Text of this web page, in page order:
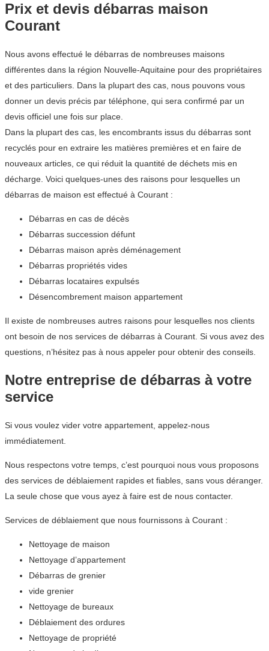
Prix et devis débarras maison
Courant
Nous avons effectué le débarras de nombreuses maisons
différentes dans la région Nouvelle-Aquitaine pour des propriétaires
et des particuliers. Dans la plupart des cas, nous pouvons vous
donner un devis précis par téléphone, qui sera confirmé par un
devis officiel une fois sur place.
Dans la plupart des cas, les encombrants issus du débarras sont
recyclés pour en extraire les matières premières et en faire de
nouveaux articles, ce qui réduit la quantité de déchets mis en
décharge. Voici quelques-unes des raisons pour lesquelles un
débarras de maison est effectué à Courant :
Débarras en cas de décès
Débarras succession défunt
Débarras maison après déménagement
Débarras propriétés vides
Débarras locataires expulsés
Désencombrement maison appartement
Il existe de nombreuses autres raisons pour lesquelles nos clients
ont besoin de nos services de débarras à Courant. Si vous avez des
questions, n’hésitez pas à nous appeler pour obtenir des conseils.
Notre entreprise de débarras à votre
service
Si vous voulez vider votre appartement, appelez-nous
immédiatement.
Nous respectons votre temps, c’est pourquoi nous vous proposons
des services de déblaiement rapides et fiables, sans vous déranger.
La seule chose que vous ayez à faire est de nous contacter.
Services de déblaiement que nous fournissons à Courant :
Nettoyage de maison
Nettoyage d’appartement
Débarras de grenier
vide grenier
Nettoyage de bureaux
Déblaiement des ordures
Nettoyage de propriété